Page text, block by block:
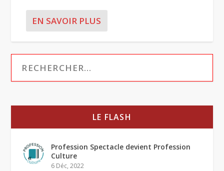
EN SAVOIR PLUS
LE FLASH
Profession Spectacle devient Profession
Culture
6 Déc, 2022